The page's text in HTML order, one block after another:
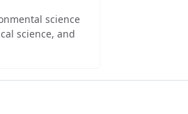
science
science, and